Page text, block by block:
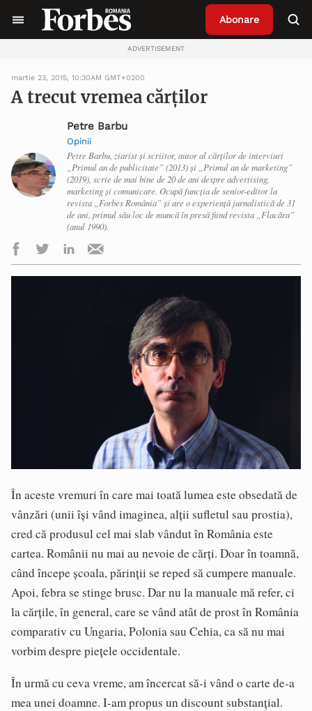
Abonare
ADVERTISEMENT
martie 23, 2015, 10:30AM GMT+0200
A trecut vremea cărților
Petre Barbu
Opinii
Petre Barbu, ziarist și scriitor, autor al cărților de interviuri
„Primul an de publicitate” (2013) și „Primul an de marketing”
(2019), scrie de mai bine de 20 de ani despre advertising,
marketing și comunicare. Ocupă funcția de senior-editor la
revista „Forbes România” și are o experiență jurnalistică de 31
de ani, primul său loc de muncă în presă fiind revista „Flacăra”
(anul 1990).
În aceste vremuri în care mai toată lumea este obsedată de
vânzări (unii își vând imaginea, alții sufletul sau prostia),
cred că produsul cel mai slab vândut în România este
cartea. Românii nu mai au nevoie de cărți. Doar în toamnă,
când începe școala, părinții se reped să cumpere manuale.
Apoi, febra se stinge brusc. Dar nu la manuale mă refer, ci
la cărțile, în general, care se vând atât de prost în România
comparativ cu Ungaria, Polonia sau Cehia, ca să nu mai
vorbim despre piețele occidentale.
În urmă cu ceva vreme, am încercat să-i vând o carte de-a
mea unei doamne. I-am propus un discount substanțial.